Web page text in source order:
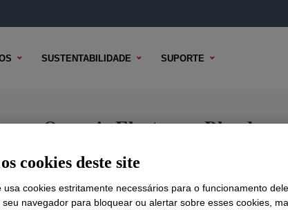
SUSTENTABILIDADE SUPORTE
Organic Elastomer Blend
TÉCNICO OPÇÕES DE AMOSTRA OPÇÕES DE COMPRA
cookies deste site
usa cookies estritamente necessários para o funcionamento
navegador para bloquear ou alertar sobre esses cookies,